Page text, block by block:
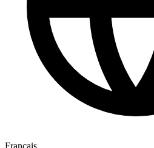
Français